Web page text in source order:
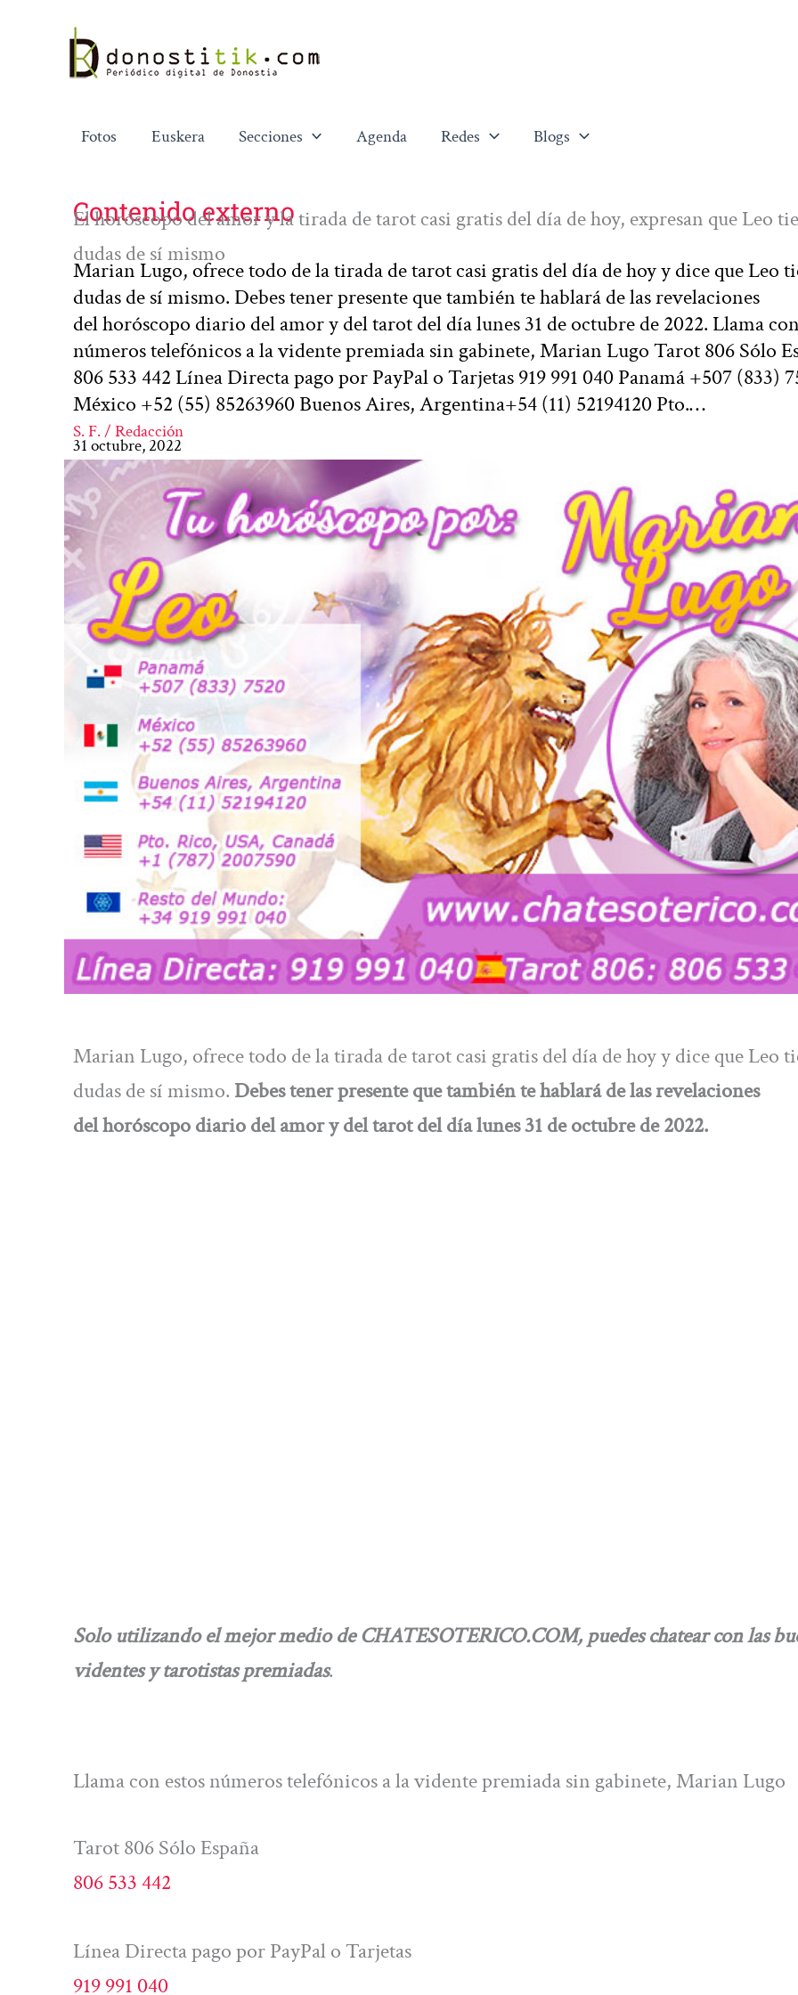
contenido
Fotos Euskera Secciones Agenda Redes Blogs
Contenido externo
El horóscopo del amor y la tirada de tarot casi gratis del día de hoy, expresan que Leo
dudas de sí mismo
Marian Lugo, ofrece todo de la tirada de tarot casi gratis del día de hoy y dice que Leo
dudas de sí mismo. Debes tener presente que también te hablará de las revelaciones
del horóscopo diario del amor y del tarot del día lunes 31 de octubre de 2022. Llama
números telefónicos a la vidente premiada sin gabinete, Marian Lugo Tarot 806 Sólo
806 533 442 Línea Directa pago por PayPal o Tarjetas 919 991 040 Panamá +507 (833)
México +52 (55) 85263960 Buenos Aires, Argentina+54 (11) 52194120 Pto.…
S. F. / Redacción
31 octubre, 2022
Marian Lugo, ofrece todo de la tirada de tarot casi gratis del día de hoy y dice que Leo
dudas de sí mismo. Debes tener presente que también te hablará de las revelaciones
del horóscopo diario del amor y del tarot del díalunes 31 de octubrede 2022.
Solo utilizando el mejor medio de CHATESOTERICO.COM, puedes chatear con las
videntes y tarotistas premiadas.
Llama con estos números telefónicos a la vidente premiada sin gabinete, Marian Lugo
Tarot 806 Sólo España
806 533 442
Línea Directa pago por PayPal o Tarjetas
919 991 040